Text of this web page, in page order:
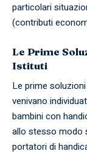
particolari
(contributi
Le Prime
Istituti
Le prime
venivano
bambini con
allo stesso modo
portatori di